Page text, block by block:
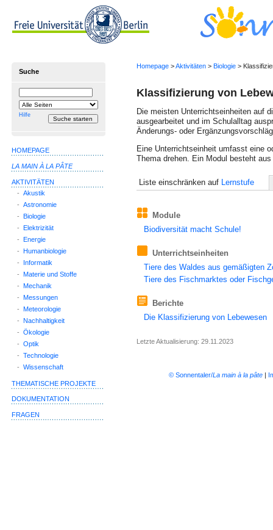
Homepage >Aktivitäten > Biologie >
Klassifizierung von
Die meisten Unterrichtseinheiten auf
ausgearbeitet und im Schulalltag
Änderungs- oder
Eine Unterrichtseinheit umfasst eine
Thema drehen. Ein Modul besteht
Liste einschränken auf Lernstufe
Module
Biodiversität macht Schule!
Unterrichtseinheiten
Tiere des Waldes aus gemäßigten
Tiere des Fischmarktes oder
Berichte
Die Klassifizierung von Lebewesen
Letzte Aktualisierung: 29.11.2023
© Sonnentaler/La main à la pâte|
Suche
einschränken
Hilfe
HOMEPAGE
LA MAIN À LA PÂTE
AKTIVITÄTEN
- Akustik
- Astronomie
- Biologie
- Elektrizität
- Energie
- Humanbiologie
-
Informatik
- Materie und Stoffe
- Mechanik
- Messungen
- Meteorologie
- Nachhaltigkeit
- Ökologie
- Optik
- Technologie
- Wissenschaft
THEMATISCHE PROJEKTE
DOKUMENTATION
FRAGEN